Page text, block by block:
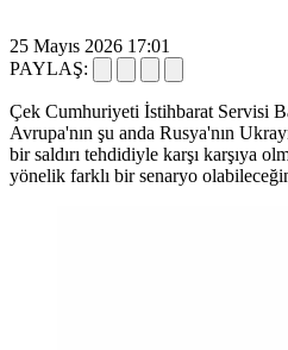
25 Mayıs 2026 17:01
PAYLAŞ:
Çek Cumhuriyeti İstihbarat Servisi
Avrupa'nın şu anda Rusya'nın
bir saldırı tehdidiyle karşı karşıya
yönelik farklı bir senaryo